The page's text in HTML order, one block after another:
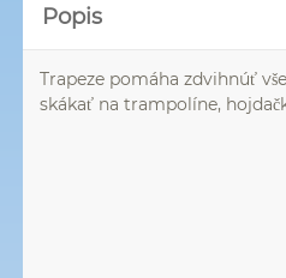
Popis
Trapeze pomáha zdvihnúť
skákať na trampolíne,